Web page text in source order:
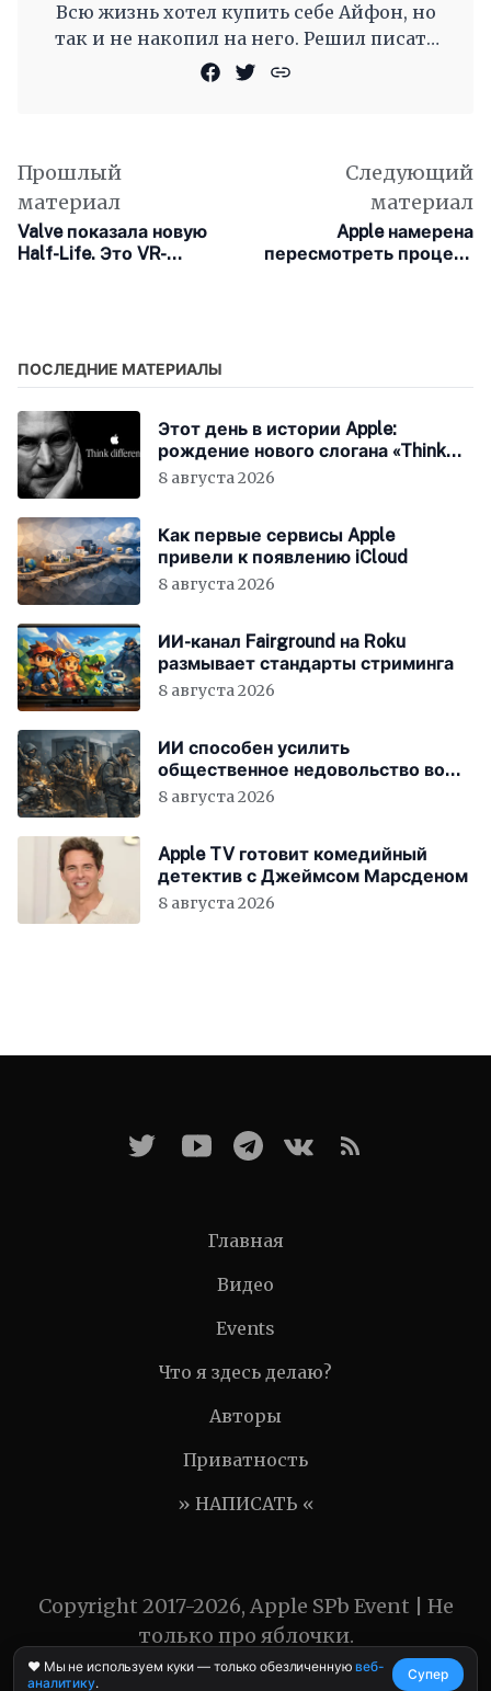
Всю жизнь хотел купить себе Айфон, но
так и не накопил на него. Решил писать
новости для сайта, чтобы смотреть
Прошлый
материал
Valve показала новую
Half-Life. Это VR-
Следующий
материал
Apple намерена
пересмотреть процесс
ПОСЛЕДНИЕ МАТЕРИАЛЫ
Этот день в истории Apple:
рождение нового слогана «Think
Different»
8 августа 2026
Как первые сервисы Apple
привели к появлению iCloud
8 августа 2026
ИИ-канал Fairground на Roku
размывает стандарты стриминга
8 августа 2026
ИИ способен усилить
общественное недовольство во
всём мире
8 августа 2026
Apple TV готовит комедийный
детектив с Джеймсом Марсденом
8 августа 2026
Главная
Видео
Events
Что я здесь делаю?
Авторы
Приватность
» НАПИСАТЬ «
Copyright 2017-2026, Apple SPb Event | Не
только про яблочки.
❤️ Мы не используем куки — только обезличеннуювеб-
аналитику.
Супер